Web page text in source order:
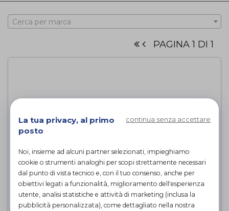
Cerca per marca
PAGINA 1 DI 1
SOLETTA TECNOGEL 3/4
diOttobock
La tua privacy, al primo
posto
continua senza accettare
Noi, insieme ad alcuni partner selezionati, impieghiamo
cookie o strumenti analoghi per scopi strettamente necessari
dal punto di vista tecnico e, con il tuo consenso, anche per
obiettivi legati a funzionalità, miglioramento dell'esperienza
utente, analisi statistiche e attività di marketing (inclusa la
pubblicità personalizzata), come dettagliato nella nostra